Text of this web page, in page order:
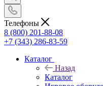
Телефоны
8 (800) 201-88-08
+7 (343) 286-83-59
Каталог
Назад
Каталог